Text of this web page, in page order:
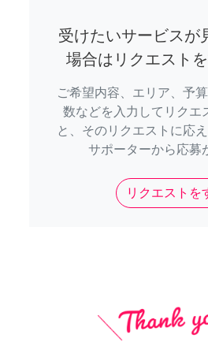
受けたいサービスが
場合はリクエスト
ご希望内容、エリア、予
数などを入力してリクエ
と、そのリクエストに応
サポーターから応募
リクエストを